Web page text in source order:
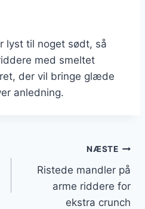
lyst til noget sødt, så
med smeltet
der vil bringe glæde
anledning.
NÆSTE
Ristede mandler på
arme riddere for
ekstra crunch